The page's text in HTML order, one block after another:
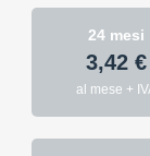
24 mesi
3,42 €
al mese +